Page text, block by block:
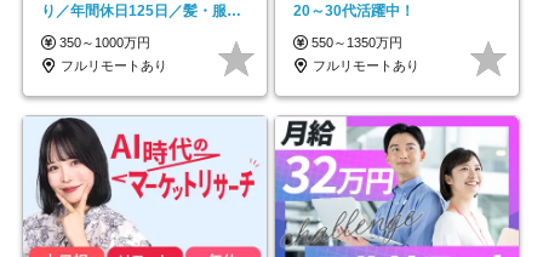
り／年間休日125日／髪・服・
ネイル自由／副業OK
350～1000万円
フルリモートあり
20～30代活躍中！
550～1350万円
フルリモートあり